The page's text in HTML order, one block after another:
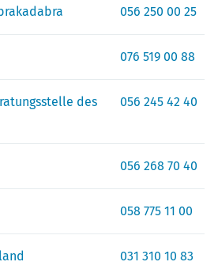
056 250 00 25
076 519 00 88
des
056 245 42 40
056 268 70 40
058 775 11 00
031 310 10 83